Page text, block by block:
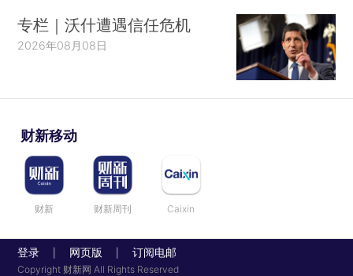
专栏｜沃什遭遇信任危机
2026年08月08日
财新移动
财新 财新周刊 Caixin
登录 网页版 订阅电邮
Copyright 财新网 All Rights Reserved